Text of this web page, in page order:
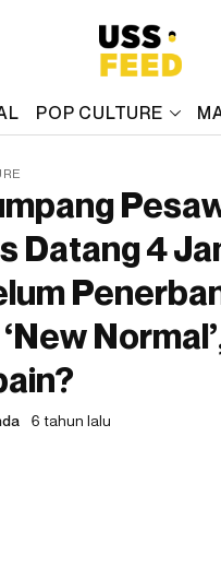
POP CULTURE
Datang 4
6 tahun lalu